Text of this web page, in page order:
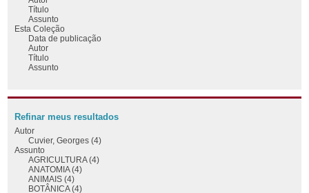
Título
Assunto
Esta Coleção
Data de publicação
Autor
Título
Assunto
Refinar meus resultados
Autor
Cuvier, Georges (4)
Assunto
AGRICULTURA (4)
ANATOMIA (4)
ANIMAIS (4)
BOTÂNICA (4)